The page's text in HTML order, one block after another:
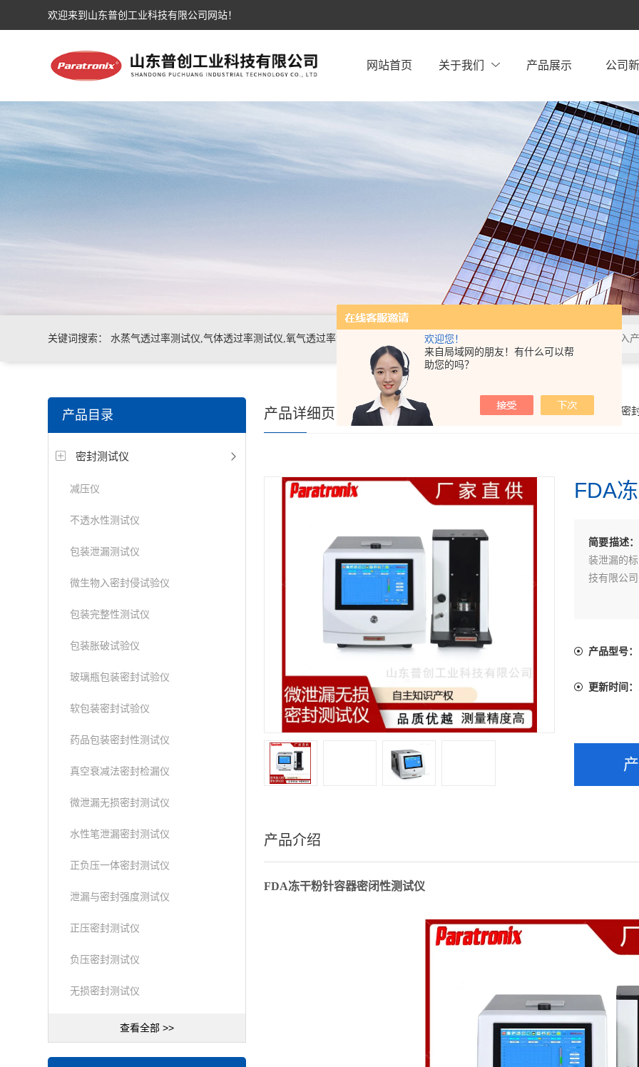
欢迎您！
来自局域网的朋友！有什么可以帮
助您的吗？
欢迎来到山东普创工业科技有限公司网站！
网站首页 关于我们 产品展示 公司
关键词搜索： 水蒸气透过率测试仪,气体透过率测试仪,氧气透过率测试仪,接骨螺钉性能测试仪，导
管导丝滑动性能测试仪，密封仪，微泄漏密封测试仪，热封试验仪，包装耐压试验仪，电子拉力
机，泄漏与密封强度测试仪，透气度测试仪
产品目录
密封测试仪
减压仪
不透水性测试仪
包装泄漏测试仪
微生物入密封侵试验仪
包装完整性测试仪
包装胀破试验仪
玻璃瓶包装密封试验仪
软包装密封试验仪
药品包装密封性测试仪
真空衰减法密封检漏仪
微泄漏无损密封测试仪
水性笔泄漏密封测试仪
正负压一体密封测试仪
泄漏与密封强度测试仪
正压密封测试仪
负压密封测试仪
无损密封测试仪
查看全部 >>
你的位置： >产品展示 密
产品详细页
FDA
简要描述：
装泄漏的
技有限公
产品型号：
更新时间：
产品介绍
FDA冻干粉针容器密闭性测试仪